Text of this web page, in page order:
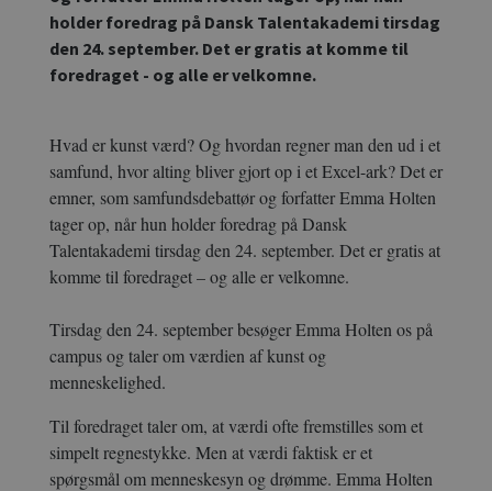
holder foredrag på Dansk Talentakademi tirsdag
den 24. september. Det er gratis at komme til
foredraget - og alle er velkomne.
Hvad er kunst værd? Og hvordan regner man den ud i et
samfund, hvor alting bliver gjort op i et Excel-ark? Det er
emner, som samfundsdebattør og forfatter Emma Holten
tager op, når hun holder foredrag på Dansk
Talentakademi tirsdag den 24. september. Det er gratis at
komme til foredraget – og alle er velkomne.
Tirsdag den 24. september besøger Emma Holten os på
campus og taler om værdien af kunst og
menneskelighed.
Til foredraget taler om, at værdi ofte fremstilles som et
simpelt regnestykke. Men at værdi faktisk er et
spørgsmål om menneskesyn og drømme. Emma Holten